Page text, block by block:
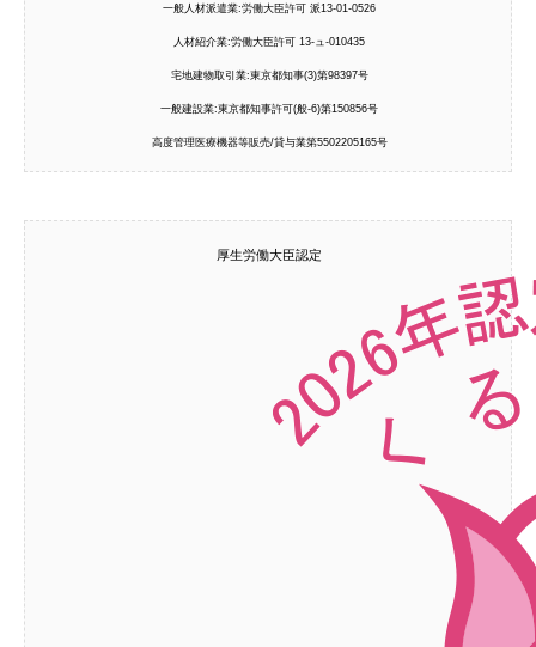
一般人材派遣業:労働大臣許可 派13-01-0526
人材紹介業:労働大臣許可 13-ュ-010435
宅地建物取引業:東京都知事(3)第98397号
一般建設業:東京都知事許可(般-6)第150856号
高度管理医療機器等販売/貸与業第5502205165号
厚生労働大臣認定